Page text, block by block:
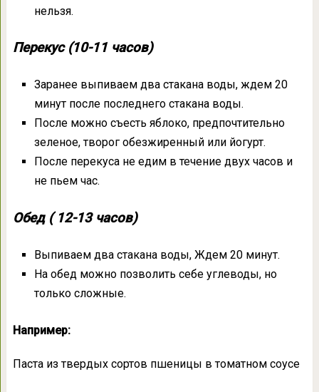
нельзя.
Перекус (10-11 часов)
Заранее выпиваем два стакана воды, ждем 20
минут после последнего стакана воды.
После можно съесть яблоко, предпочтительно
зеленое, творог обезжиренный или йогурт.
После перекуса не едим в течение двух часов и
не пьем час.
Обед ( 12-13 часов)
Выпиваем два стакана воды, Ждем 20 минут.
На обед можно позволить себе углеводы, но
только сложные.
Например:
Паста из твердых сортов пшеницы в томатном соусе